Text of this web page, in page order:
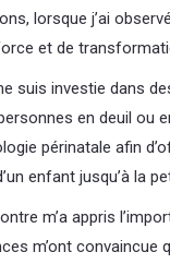
lorsque j’ai
et de
suis investie dans
en deuil ou
périnatale afin
enfant jusqu’à la
m’a appris
m’ont convaincue